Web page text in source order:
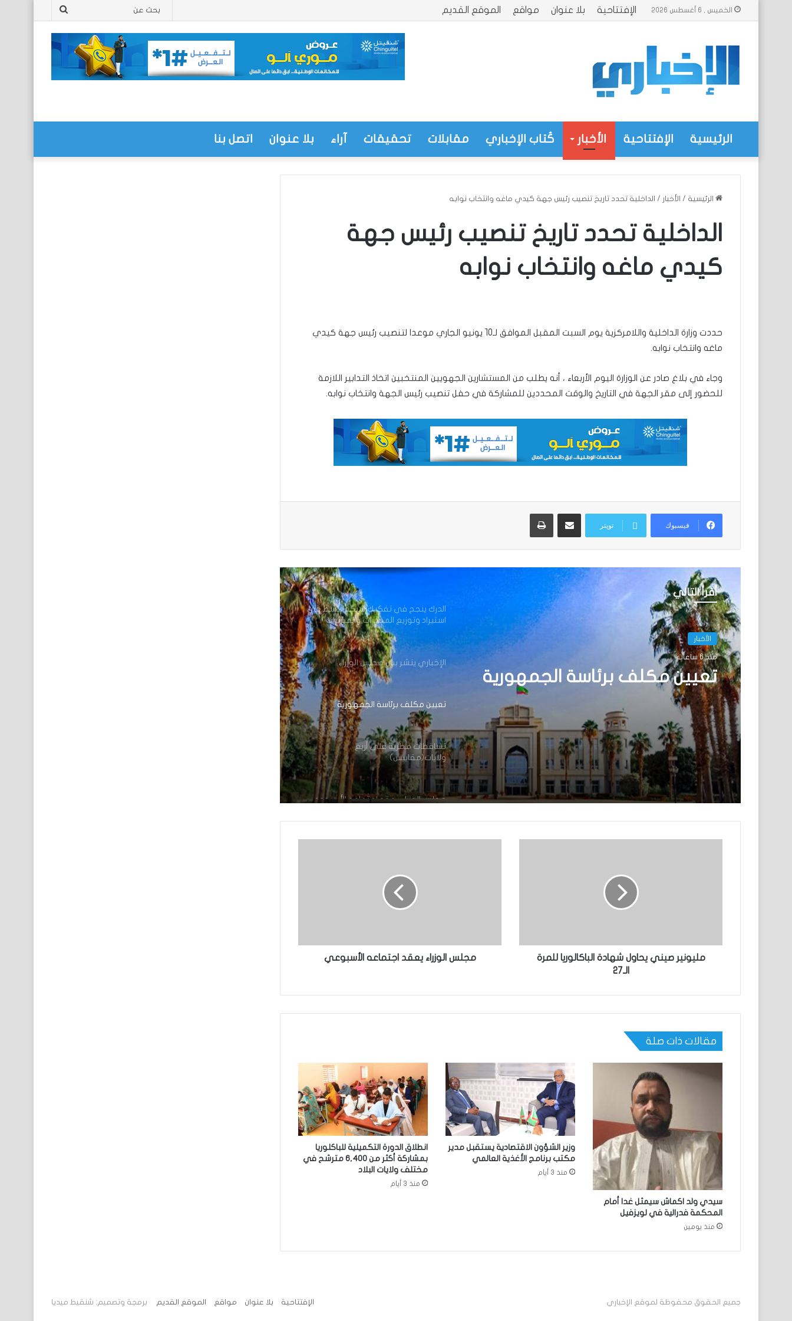
الخميس , 6 أغسطس 2026 الإفتتاحية بلا عنوان مواقع الموقع القديم بحث
الرئيسية الإفتتاحية الأخبار كُتاب الإخباري مقابلات تحقيقات آراء بلا عنوان اتصل بنا
الرئيسية / الأخبار / الداخلية تحدد تاريخ تنصيب رئيس جهة كيدي ماغه وانتخاب نوابه
الداخلية تحدد تاريخ تنصيب رئيس جهة
كيدي ماغه وانتخاب نوابه
حددت وزارة الداخلية واللامركزية يوم السبت المقبل الموافق لـ10 يونيو الجاري موعدا لتنصيب رئيس جهة كيدي
ماغه وانتخاب نوابه.
وجاء في بلاغ صادر عن الوزارة اليوم الأربعاء ، أنه يطلب من المستشارين الجهويين المنتخبين اتخاذ التدابير اللازمة
للحضور إلى مقر الجهة في التاريخ والوقت المحددين للمشاركة في حفل تنصيب رئيس الجهة وانتخاب نوابه.
فيسبوك تويتر
مشاركة عبر البريد طباعة
أقرأ التالي
الأخبار
منذ 6 ساعات
تعيين مكلف برئاسة الجمهورية
تعميم جديد مشترك لتنظيم بيع ونقل
الخبز على عموم التراب الوطني
تساقطات مطرية على مناطق متفرقة
الفوري لجميع الآليات القانونية والتعاقدية
الدرك ينجح في تفكيك شبكة تنشط في
استيراد وتوزيع المخدرات والمؤثرات
الإخباري ينشر بيان مجلس الوزراء
تعيين مكلف برئاسة الجمهورية
تساقطات مطرية على أربع
ولايات(مقاييس)
مجلس الوزراء يعقد اجتماعه الأسبوعي
تعيين رئيس للمجلس الوطني للتنظيم
تعيين مستشارين بديوان الوزير الأول
الدرك ينجح في تفكيك شبكة تنشط في
استيراد وتوزيع المخدرات والمؤثرات
العقلية.
تعيين مكلف برئاسة الجمهورية
مليونير صيني يحاول شهادة الباكالوريا للمرة
الـ27
مجلس الوزراء يعقد اجتماعه الأسبوعي
مقالات ذات صلة
سيدي ولد اكماش سيمثل غدا أمام
المحكمة فدرالية في لويزفيل
منذ يومين
وزير الشؤون الاقتصادية يستقبل مدير
مكتب برنامج الأغذية العالمي
منذ 3 أيام
انطلاق الدورة التكميلية للباكلوريا
بمشاركة أكثر من 6,400 مترشح في
مختلف ولايات البلاد
منذ 3 أيام
جميع الحقوق محفوظة لموقع الإخباري برمجة وتصميم: شنقيط ميديا الإفتتاحية بلا عنوان مواقع الموقع القديم